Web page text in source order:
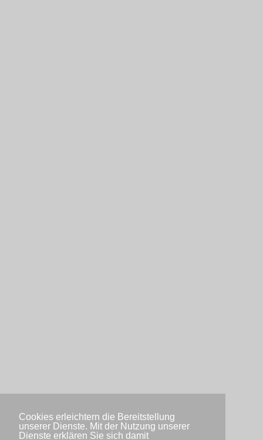
Cookies erleichtern die Bereitstellung
unserer Dienste. Mit der Nutzung unserer
Dienste erklären Sie sich damit